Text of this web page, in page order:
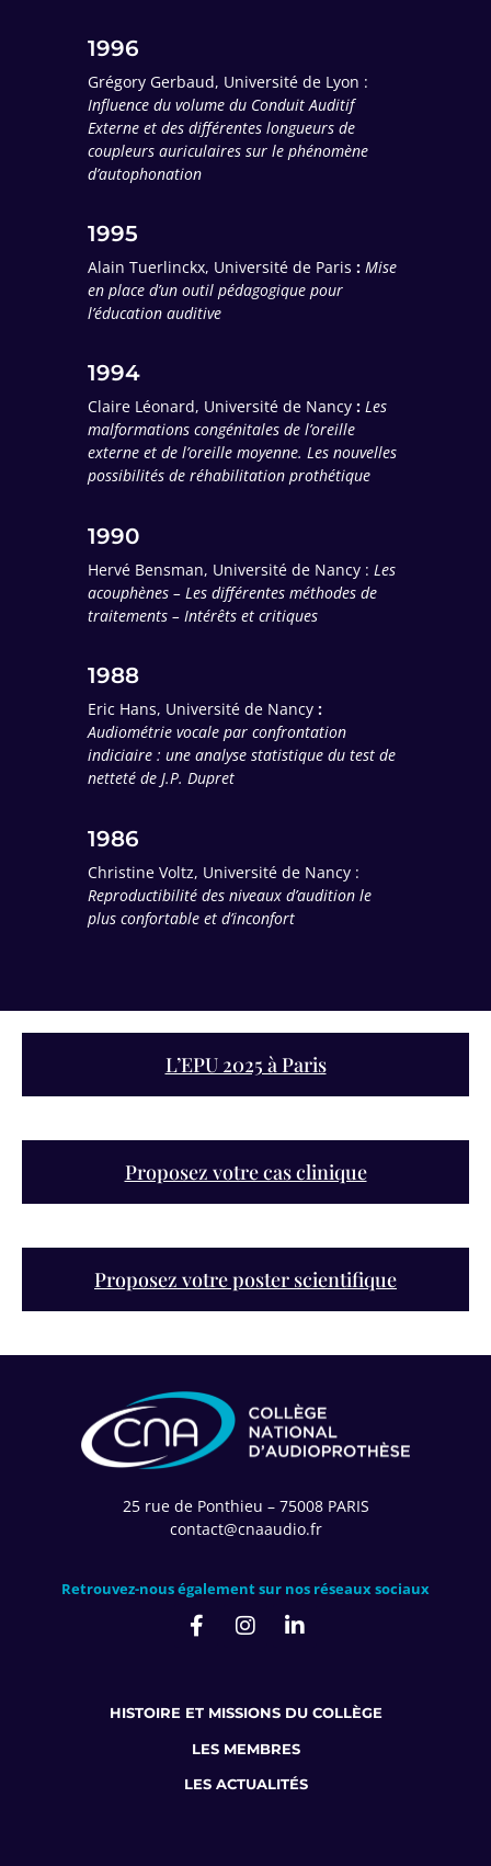
1996
Grégory Gerbaud, Université de Lyon :
Influence du volume du Conduit Auditif
Externe et des différentes longueurs de
coupleurs auriculaires sur le phénomène
d’autophonation
1995
Alain Tuerlinckx, Université de Paris : Mise
en place d’un outil pédagogique pour
l’éducation auditive
1994
Claire Léonard, Université de Nancy : Les
malformations congénitales de l’oreille
externe et de l’oreille moyenne. Les nouvelles
possibilités de réhabilitation prothétique
1990
Hervé Bensman, Université de Nancy : Les
acouphènes – Les différentes méthodes de
traitements – Intérêts et critiques
1988
Eric Hans, Université de Nancy :
Audiométrie vocale par confrontation
indiciaire : une analyse statistique du test de
netteté de J.P. Dupret
1986
Christine Voltz, Université de Nancy :
Reproductibilité des niveaux d’audition le
plus confortable et d’inconfort
L’EPU 2025 à Paris
Proposez votre cas clinique
Proposez votre poster scientifique
25 rue de Ponthieu – 75008 PARIS
contact@cnaaudio.fr
Retrouvez-nous également sur nos réseaux sociaux
HISTOIRE ET MISSIONS DU COLLÈGE
LES MEMBRES
LES ACTUALITÉS